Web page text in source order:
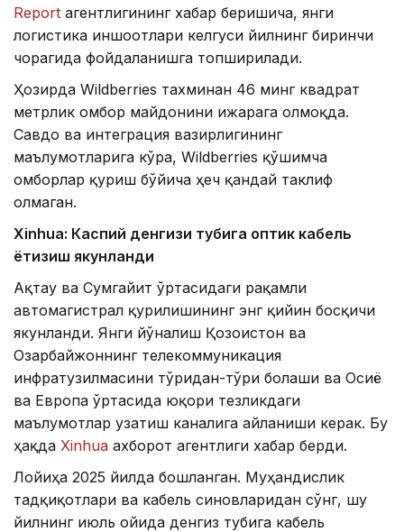
Report агентлигининг хабар беришича, янги
логистика иншоотлари келгуси йилнинг биринчи
чорагида фойдаланишга топширилади.
Ҳозирда Wildberries тахминан 46 минг квадрат
метрлик омбор майдонини ижарага олмоқда.
Савдо ва интеграция вазирлигининг
маълумотларига кўра, Wildberries қўшимча
омборлар қуриш бўйича ҳеч қандай таклиф
олмаган.
Xinhuа: Каспий денгизи тубига оптик кабель
ётқизиш якунланди
Ақтау ва Сумгайит ўртасидаги рақамли
автомагистрал қурилишининг энг қийин босқичи
якунланди. Янги йўналиш Қозоғистон ва
Озарбайжоннинг телекоммуникация
инфратузилмасини тўғридан-тўғри боғлаши ва Осиё
ва Европа ўртасида юқори тезликдаги
маълумотлар узатиш каналига айланиши керак. Бу
ҳақда Xinhua ахборот агентлиги хабар берди.
Лойиҳа 2025 йилда бошланган. Муҳандислик
тадқиқотлари ва кабель синовларидан сўнг, шу
йилнинг июль ойида денгиз тубига кабель